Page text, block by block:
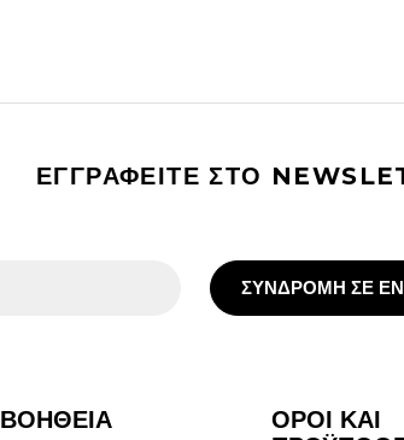
ΕΓΓΡΑΦΕΙΤΕ ΣΤΟ
ΣΥΝΔΡΟΜΗ ΣΕ
ΒΟΗΘΕΙΑ
ΟΡΟΙ ΚΑΙ